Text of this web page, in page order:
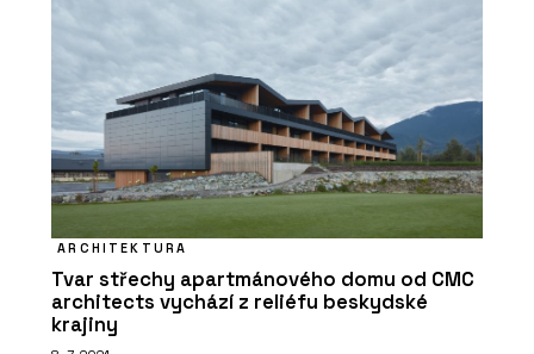
ARCHITEKTURA
Tvar střechy apartmánového domu od CMC
architects vychází z reliéfu beskydské
krajiny